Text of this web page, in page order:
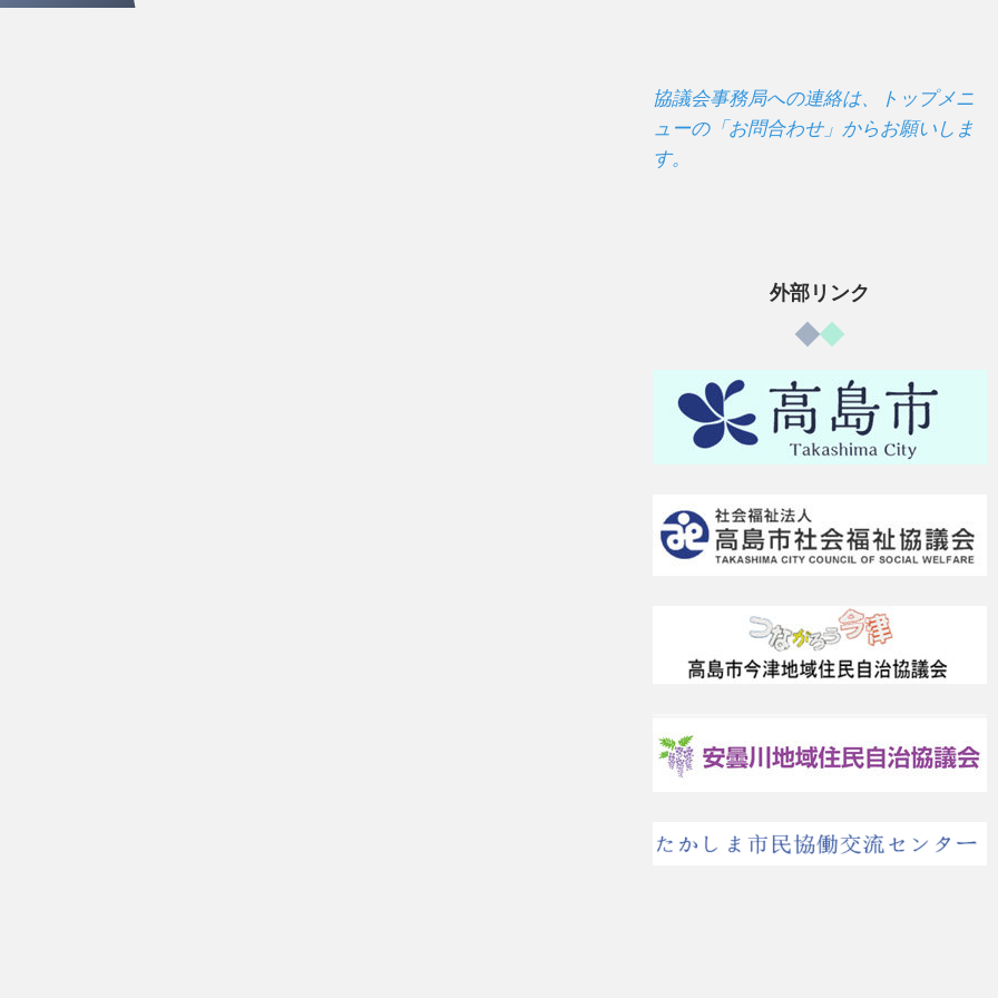
協議会事務局への連絡は、トップメニ
ューの「お問合わせ」からお願いしま
す。
外部リンク